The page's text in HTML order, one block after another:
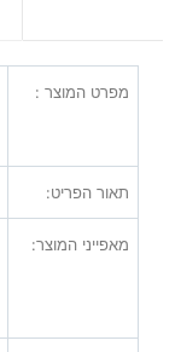
מפרט המוצר :
תאור הפריט:
מאפייני המוצר: